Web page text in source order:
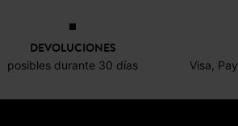
DEVOLUCIONES
posibles durante 30 días Visa,